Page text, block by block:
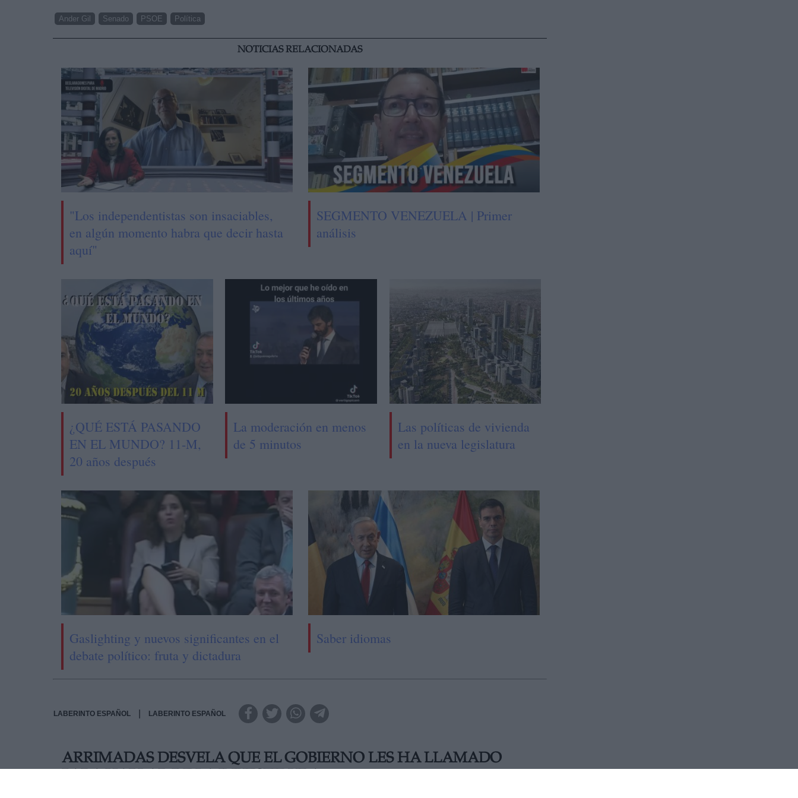
Ander Gil Senado PSOE Política
NOTICIAS RELACIONADAS
"Los independentistas son insaciables,
en algún momento habra que decir hasta
aquí"
SEGMENTO VENEZUELA | Primer
análisis
¿QUÉ ESTÁ PASANDO
EN EL MUNDO? 11-M,
20 años después
La moderación en menos
de 5 minutos
Las políticas de vivienda
en la nueva legislatura
Gaslighting y nuevos significantes en el
debate político: fruta y dictadura
Saber idiomas
LABERINTO ESPAÑOL LABERINTO ESPAÑOL
ARRIMADAS DESVELA QUE EL GOBIERNO LES HA LLAMADO